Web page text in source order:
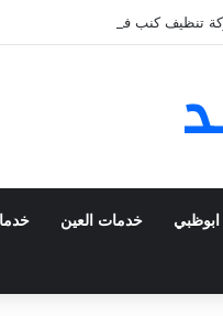
كنب في المزهر – دبي 0555980700 – خصم30%
خدمات العين